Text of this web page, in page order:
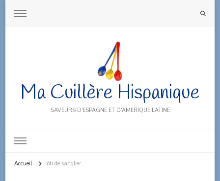
Ma Cuillère Hispanique
SAVEURS D'ESPAGNE ET D'AMERIQUE LATINE
Accueil rôti de sanglier